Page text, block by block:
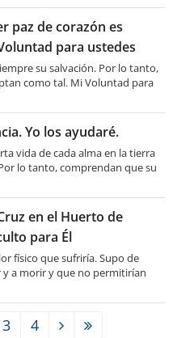
paz de corazón es
para ustedes
su salvación. Por lo tanto,
como tal. Mi Voluntad para
Yo los ayudaré.
vida de cada alma en la tierra
lo tanto, comprendan que su
en el Huerto de
para Él
físico que sufriría. Supo de
y a morir y que no permitirían
3 4